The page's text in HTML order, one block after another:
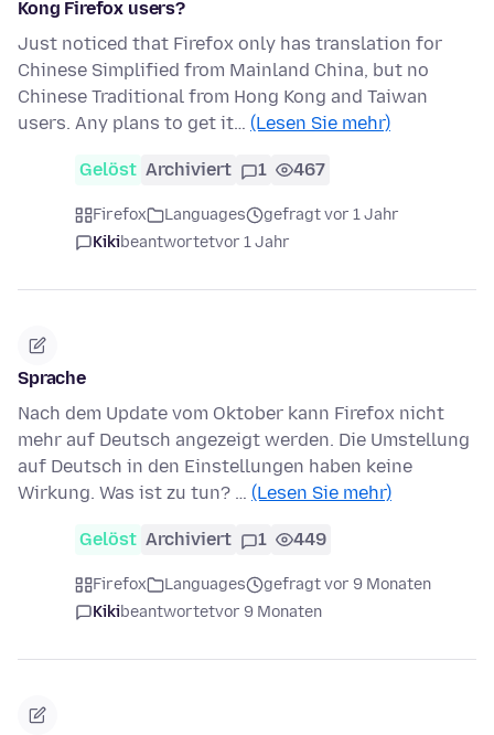
Kong Firefox users?
Just noticed that Firefox only has translation for
Chinese Simplified from Mainland China, but no
Chinese Traditional from Hong Kong and Taiwan
users. Any plans to get it… (Lesen Sie mehr)
Gelöst Archiviert 1 467
Firefox Languages
gefragt vor 1 Jahr
Kikibeantwortetvor 1 Jahr
Sprache
Nach dem Update vom Oktober kann Firefox nicht
mehr auf Deutsch angezeigt werden. Die Umstellung
auf Deutsch in den Einstellungen haben keine
Wirkung. Was ist zu tun? … (Lesen Sie mehr)
Gelöst Archiviert 1 449
Firefox Languages
gefragt vor 9 Monaten
Kikibeantwortetvor 9 Monaten